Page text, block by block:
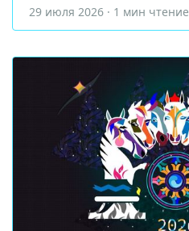
29 июля 2026 · 1 мин чтение